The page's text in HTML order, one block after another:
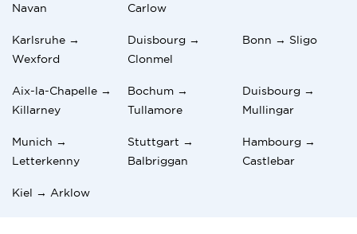
Navan
Carlow
Karlsruhe →
Wexford
Duisbourg →
Clonmel
Bonn → Sligo
Aix-la-Chapelle →
Killarney
Bochum →
Tullamore
Duisbourg →
Mullingar
Munich →
Letterkenny
Stuttgart →
Balbriggan
Hambourg →
Castlebar
Kiel → Arklow